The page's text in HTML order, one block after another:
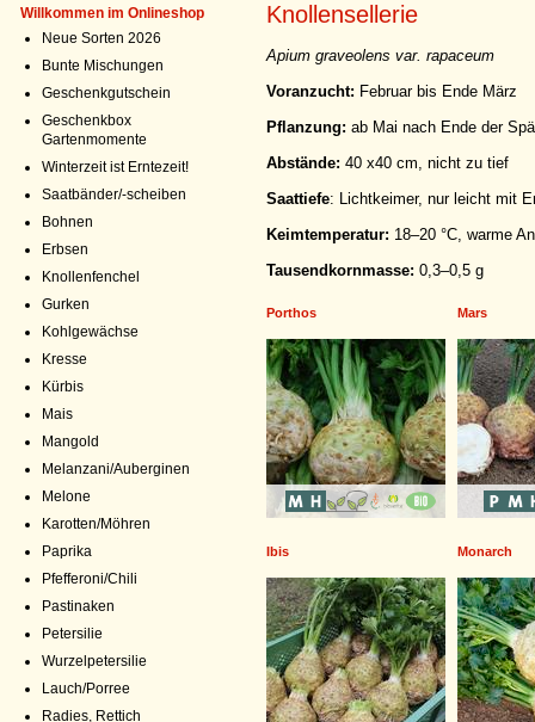
Willkommen im Onlineshop
Neue Sorten 2026
Bunte Mischungen
Geschenkgutschein
Geschenkbox
Gartenmomente
Winterzeit ist Erntezeit!
Saatbänder/-scheiben
Bohnen
Erbsen
Knollenfenchel
Gurken
Kohlgewächse
Kresse
Kürbis
Mais
Mangold
Melanzani/Auberginen
Melone
Karotten/Möhren
Paprika
Pfefferoni/Chili
Pastinaken
Petersilie
Wurzelpetersilie
Lauch/Porree
Radies, Rettich
Knollensellerie
Apium graveolens var. rapaceum
Voranzucht: Februar bis Ende März
Pflanzung: ab Mai nach Ende der
Abstände: 40 x40 cm, nicht zu tief
Saattiefe: Lichtkeimer, nur leicht mit
Keimtemperatur: 18–20 °C, warme
Tausendkornmasse: 0,3–0,5 g
Porthos Mars
Ibis Monarch